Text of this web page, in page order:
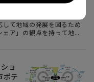
て地域の発展を図るため
ア」の観点を持って地域
ョ
ポテ